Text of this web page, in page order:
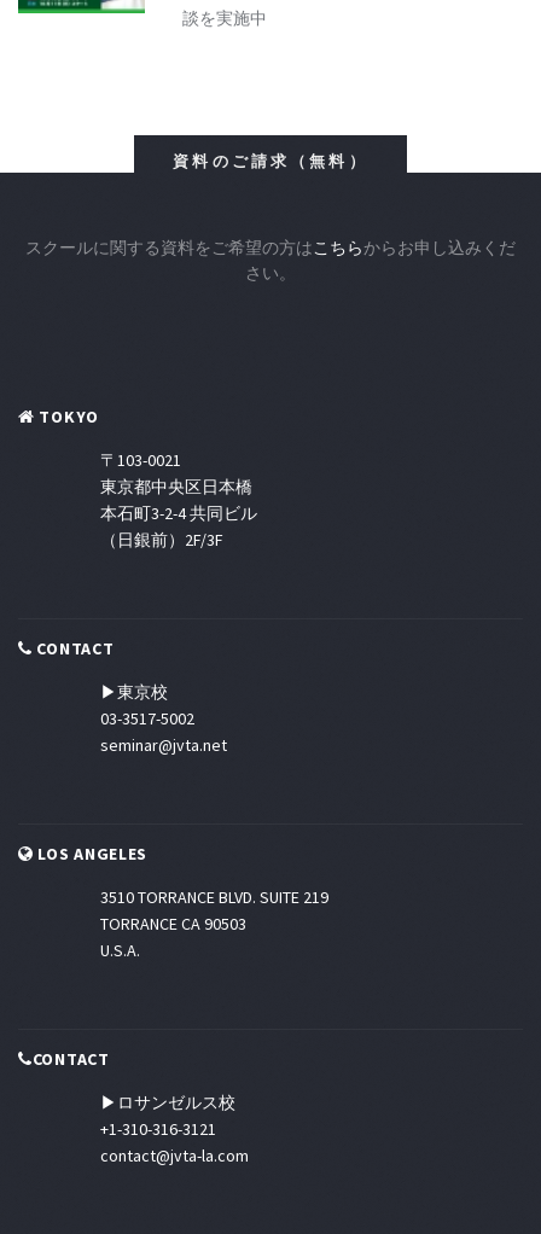
談を実施中
資料のご請求（無料）
スクールに関する資料をご希望の方はこちらからお申し込みくだ
さい。
TOKYO
〒103-0021
東京都中央区日本橋
本石町3-2-4 共同ビル
（日銀前）2F/3F
CONTACT
▶東京校
03-3517-5002
seminar@jvta.net
LOS ANGELES
3510 TORRANCE BLVD. SUITE 219
TORRANCE CA 90503
U.S.A.
CONTACT
▶ロサンゼルス校
+1-310-316-3121
contact@jvta-la.com